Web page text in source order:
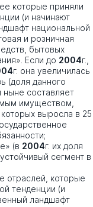
которые приняли
(и начинают
национальной
и розничная
бытовых
Если до 2004г.,
г. она увеличилась
(доля данного
ныне составляет
имуществом,
выросла в 25
(в 2004г. их доля
сегмент в
отраслей, которые
тенденции (и
ландшафт